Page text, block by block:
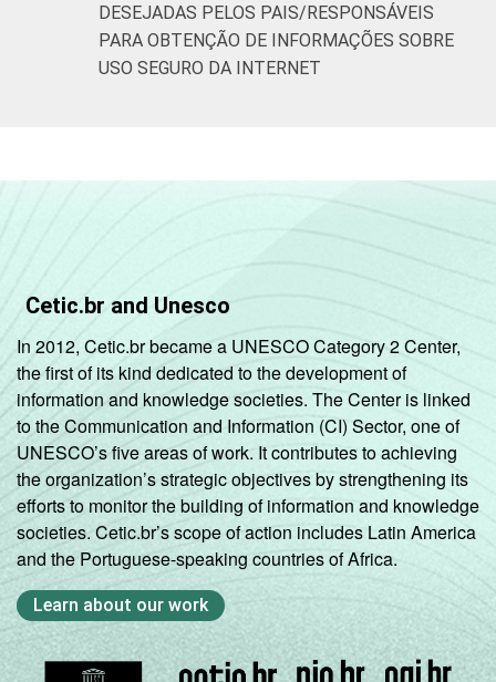
DESEJADAS PELOS PAIS/RESPONSÁVEIS
PARA OBTENÇÃO DE INFORMAÇÕES SOBRE
USO SEGURO DA INTERNET
Cetic.br and Unesco
In 2012, Cetic.br became a UNESCO Category 2 Center,
the first of its kind dedicated to the development of
information and knowledge societies. The Center is linked
to the Communication and Information (CI) Sector, one of
UNESCO’s five areas of work. It contributes to achieving
the organization’s strategic objectives by strengthening its
efforts to monitor the building of information and knowledge
societies. Cetic.br’s scope of action includes Latin America
and the Portuguese-speaking countries of Africa.
Learn about our work